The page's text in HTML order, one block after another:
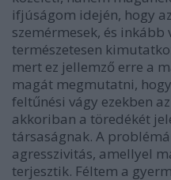
ifjúságom idején, hogy
szemérmesek, és
természetesen
mert ez jellemző erre a
magát megmutatni,
feltűnési vágy ezekben
akkoriban a töredékét
társaságnak. A
agresszivitás, amellyel
terjesztik. Féltem a